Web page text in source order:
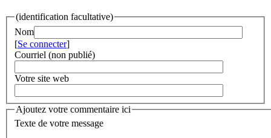
(identification facultative)
Nom
[Se connecter]
Courriel (non publié)
Votre site web
Ajoutez votre commentaire ici
Texte de votre message